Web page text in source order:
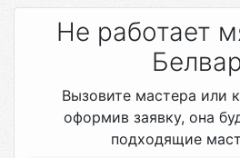
Не работает
Вызовите мастера или
оформив заявку, она
подходящие